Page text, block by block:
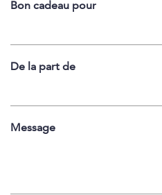
Bon cadeau pour
De la part de
Message